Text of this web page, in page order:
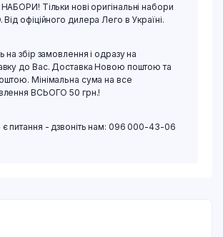
Тільки нові оригінальні набори
Від офіційного дилера Лего в Україні.
на збір замовлення і одразу на
до Вас. Доставка Новою поштою та
Мінімальна сума на все
ВСЬОГО 50 грн.!
питання - дзвоніть нам: 096 000-43-06